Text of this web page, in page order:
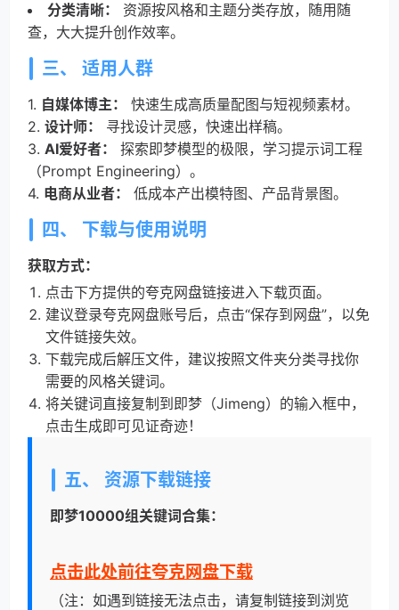
分类清晰：
资源按风格和主题分类存放，随用随
查，大大提升创作效率。
三、 适用人群
1. 自媒体博主：
快速生成高质量配图与短视频素材。
2. 设计师：
寻找设计灵感，快速出样稿。
3. AI爱好者：
探索即梦模型的极限，学习提示词工程
（Prompt Engineering）。
4. 电商从业者： 低成本产出模特图、产品背景图。
四、 下载与使用说明
获取方式：
点击下方提供的夸克网盘链接进入下载页面。
建议登录夸克网盘账号后，点击“保存到网盘”，以免
文件链接失效。
下载完成后解压文件，建议按照文件夹分类寻找你
需要的风格关键词。
将关键词直接复制到即梦（Jimeng）的输入框中，
点击生成即可见证奇迹！
五、 资源下载链接
即梦10000组关键词合集：
点击此处前往夸克网盘下载
（注：如遇到链接无法点击，请复制链接到浏览